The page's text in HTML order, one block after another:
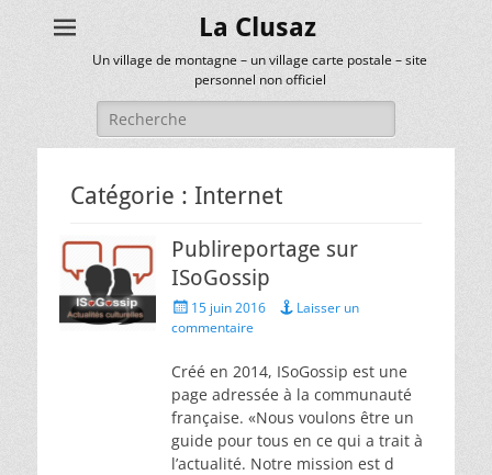
La Clusaz
Un village de montagne – un village carte postale – site
personnel non officiel
Rechercher :
Catégorie : Internet
Publireportage sur
ISoGossip
Posted
on
15 juin 2016
Laisser un
commentaire
Créé en 2014, ISoGossip est une
page adressée à la communauté
française. «Nous voulons être un
guide pour tous en ce qui a trait à
l’actualité. Notre mission est d